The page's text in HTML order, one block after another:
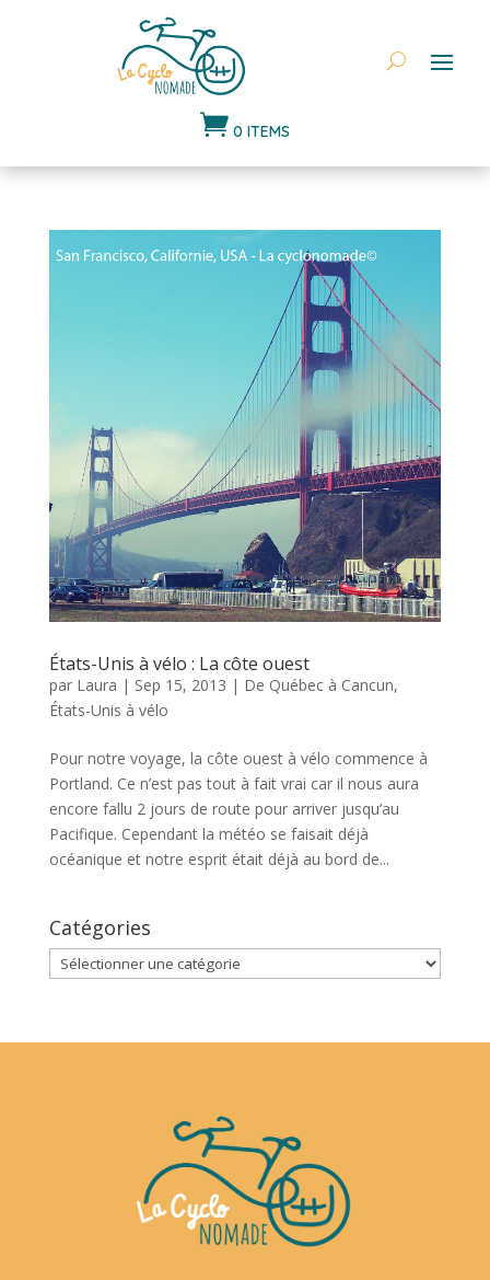
 0 ITEMS
États-Unis à vélo : La côte ouest
par Laura | Sep 15, 2013 | De Québec à Cancun,
États-Unis à vélo
Pour notre voyage, la côte ouest à vélo commence à
Portland. Ce n’est pas tout à fait vrai car il nous aura
encore fallu 2 jours de route pour arriver jusqu’au
Pacifique. Cependant la météo se faisait déjà
océanique et notre esprit était déjà au bord de...
Catégories
Catégories